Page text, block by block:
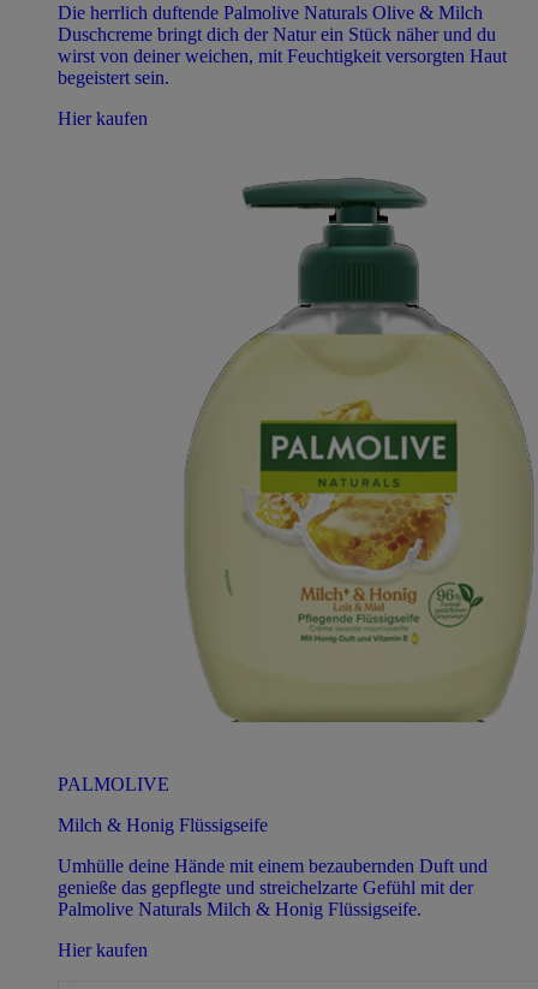
Die herrlich duftende Palmolive Naturals Olive & Milch
Duschcreme bringt dich der Natur ein Stück näher und du
wirst von deiner weichen, mit Feuchtigkeit versorgten Haut
begeistert sein.
Hier kaufen
PALMOLIVE
Milch & Honig Flüssigseife
Umhülle deine Hände mit einem bezaubernden Duft und
genieße das gepflegte und streichelzarte Gefühl mit der
Palmolive Naturals Milch & Honig Flüssigseife.
Hier kaufen